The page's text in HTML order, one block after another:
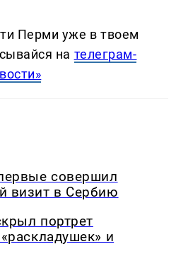
Перми уже в твоем
на телеграм-
совершил
визит в Сербию
портрет
и